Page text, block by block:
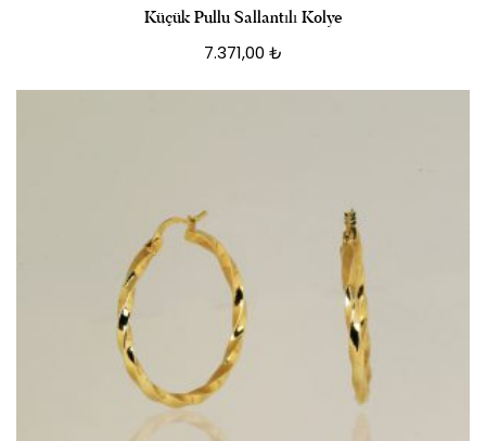
Küçük Pullu Sallantılı Kolye
7.371,00 ₺